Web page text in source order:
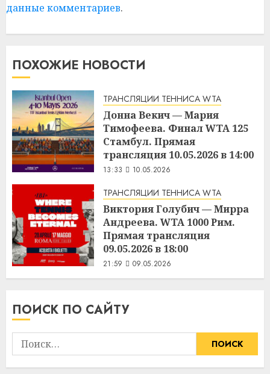
данные комментариев.
ПОХОЖИЕ НОВОСТИ
ТРАНСЛЯЦИИ ТЕННИСА WTA
Донна Векич — Мария
Тимофеева. Финал WTA 125
Стамбул. Прямая
трансляция 10.05.2026 в 14:00
13:33 10.05.2026
ТРАНСЛЯЦИИ ТЕННИСА WTA
Виктория Голубич — Мирра
Андреева. WTA 1000 Рим.
Прямая трансляция
09.05.2026 в 18:00
21:59 09.05.2026
ПОИСК ПО САЙТУ
Найти: